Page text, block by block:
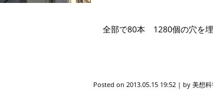
全部で80本 1280個の穴を
Posted on 2013.05.15 19:52 | by 美想